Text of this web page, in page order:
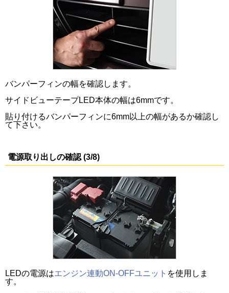
バンパーフィンの幅を確認します。
サイドビューテープLED本体の幅は6mmです。
貼り付けるバンパーフィンに6mm以上の幅があるか確認し
て下さい。
電源取り出しの確認 (3/8)
LEDの電源はエンジン連動ON-OFFユニット を使用しま
す。